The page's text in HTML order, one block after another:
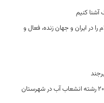
آشنا کنیم
در ایران و جهان زنده، فعال و
اجرای کامل عملیات نصب و نوسازی تعداد 2000 رشته انشعاب آب در شهرستان